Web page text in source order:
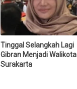
Tinggal Selangkah Lagi
Gibran Menjadi Walikota
Surakarta